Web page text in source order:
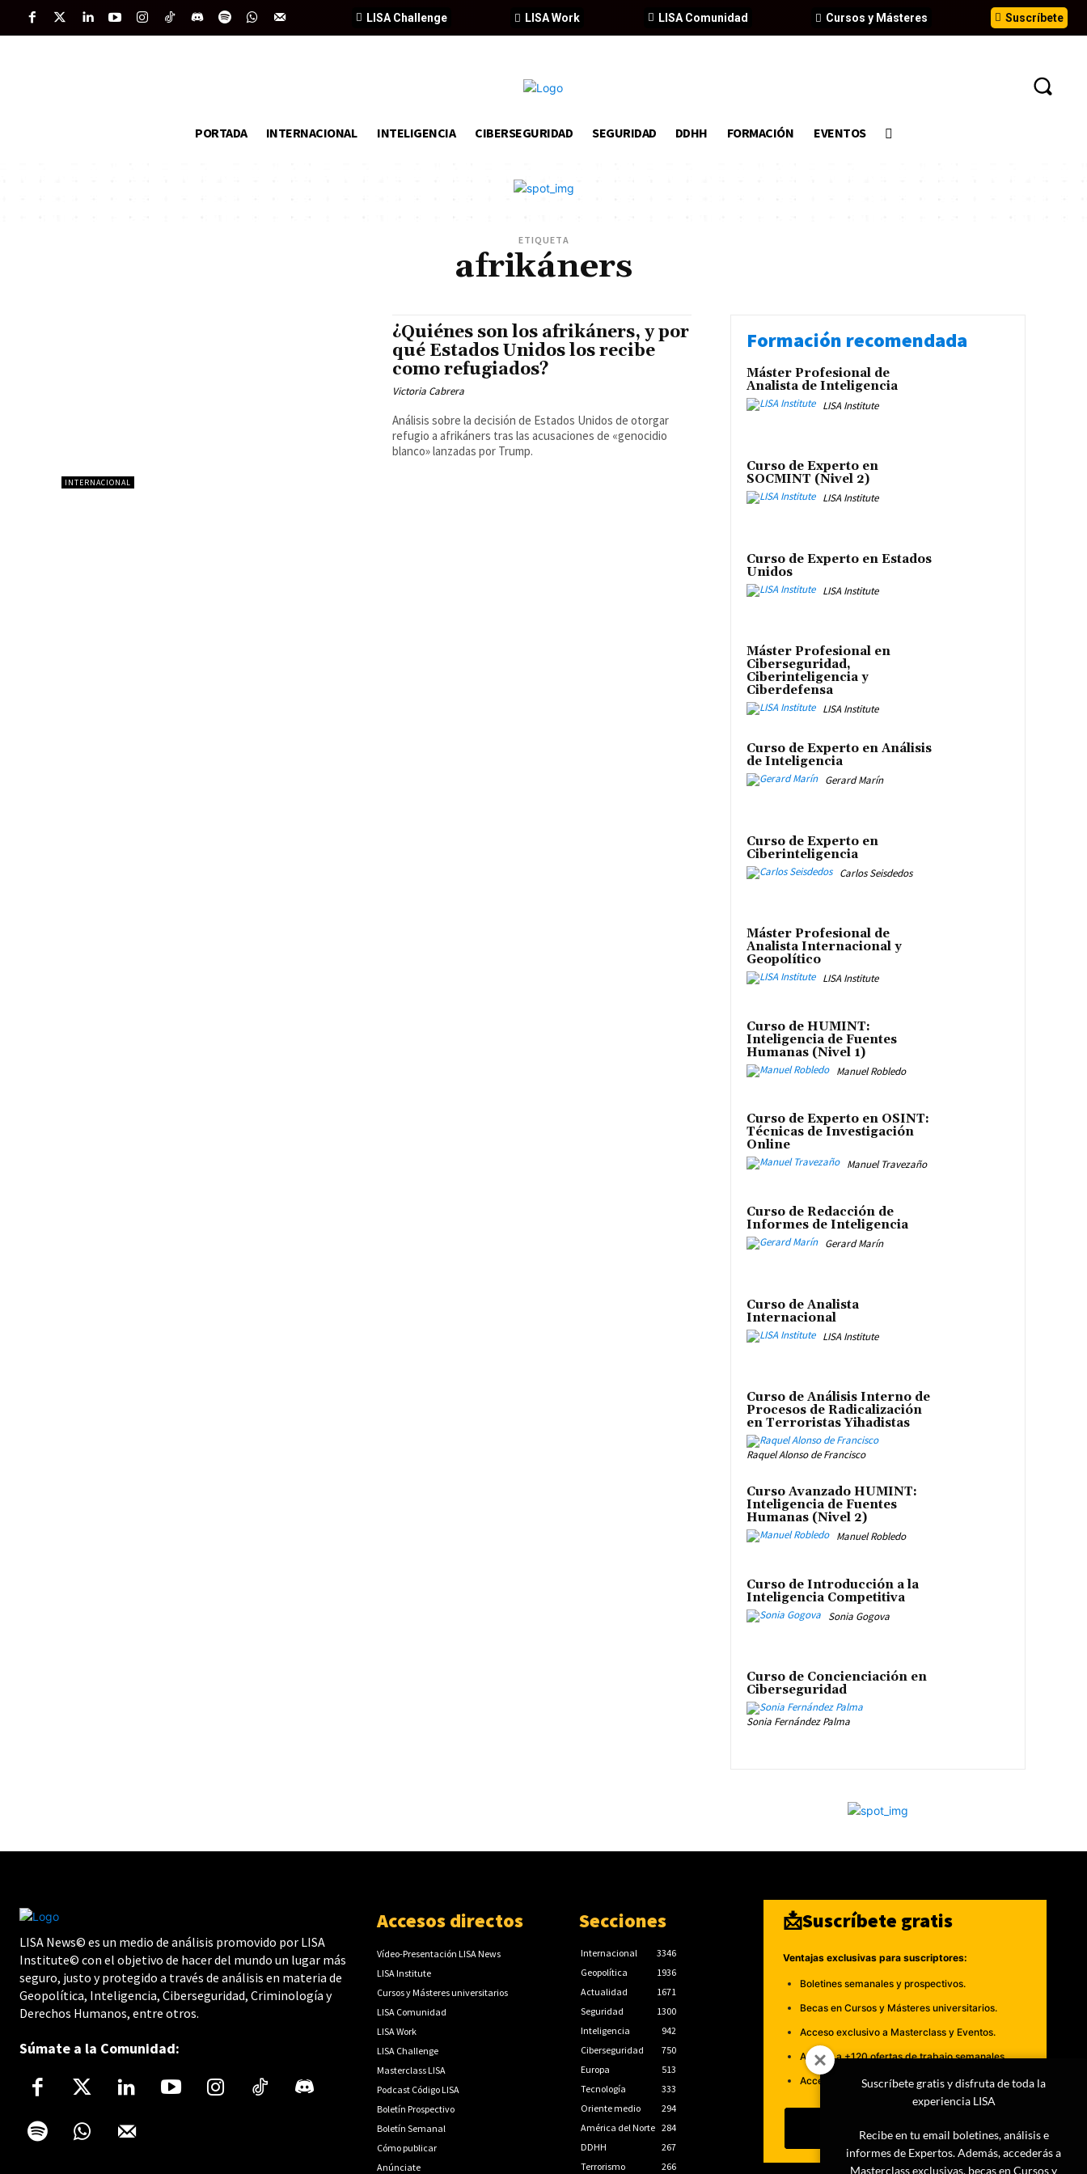
Suscríbete
Cursos y Másteres
LISA Comunidad
LISA Work
LISA Challenge
PORTADA INTERNACIONAL INTELIGENCIA CIBERSEGURIDAD SEGURIDAD DDHH FORMACIÓN EVENTOS
ETIQUETA
afrikáners
INTERNACIONAL
¿Quiénes son los afrikáners, y por
qué Estados Unidos los recibe
como refugiados?
Victoria Cabrera
Análisis sobre la decisión de Estados Unidos de otorgar
refugio a afrikáners tras las acusaciones de «genocidio
blanco» lanzadas por Trump.
Formación recomendada
Máster Profesional de
Analista de Inteligencia
LISA Institute
Curso de Experto en
SOCMINT (Nivel 2)
LISA Institute
Curso de Experto en Estados
Unidos
LISA Institute
Máster Profesional en
Ciberseguridad,
Ciberinteligencia y
Ciberdefensa
LISA Institute
Curso de Experto en Análisis
de Inteligencia
Gerard Marín
Curso de Experto en
Ciberinteligencia
Carlos Seisdedos
Máster Profesional de
Analista Internacional y
Geopolítico
LISA Institute
Curso de HUMINT:
Inteligencia de Fuentes
Humanas (Nivel 1)
Manuel Robledo
Curso de Experto en OSINT:
Técnicas de Investigación
Online
Manuel Travezaño
Curso de Redacción de
Informes de Inteligencia
Gerard Marín
Curso de Analista
Internacional
LISA Institute
Curso de Análisis Interno de
Procesos de Radicalización
en Terroristas Yihadistas
Raquel Alonso de Francisco
Curso Avanzado HUMINT:
Inteligencia de Fuentes
Humanas (Nivel 2)
Manuel Robledo
Curso de Introducción a la
Inteligencia Competitiva
Sonia Gogova
Curso de Concienciación en
Ciberseguridad
Sonia Fernández Palma
LISA News© es un medio de análisis promovido por LISA
Institute© con el objetivo de hacer del mundo un lugar más
seguro, justo y protegido a través de análisis en materia de
Geopolítica, Inteligencia, Ciberseguridad, Criminología y
Derechos Humanos, entre otros.
Súmate a la Comunidad:
Accesos directos
Vídeo-Presentación LISA News
LISA Institute
Cursos y Másteres universitarios
LISA Comunidad
LISA Work
LISA Challenge
Masterclass LISA
Podcast Código LISA
Boletín Prospectivo
Boletín Semanal
Cómo publicar
Anúnciate
Secciones
Internacional
3346
Geopolítica
1936
Actualidad
1671
Seguridad
1300
Inteligencia
942
Ciberseguridad
750
Europa
513
Tecnología
333
Oriente medio
294
América del Norte 284
DDHH
267
Terrorismo
266
📩Suscríbete gratis
Ventajas exclusivas para suscriptores:
Boletines semanales y prospectivos.
Becas en Cursos y Másteres universitarios.
Acceso exclusivo a Masterclass y Eventos.
Acceso a +120 ofertas de trabajo semanales.
Acceso a LISA Comunidad y LISA Challenge.
Suscribirme
Suscríbete gratis y disfruta de toda la
experiencia LISA
Recibe en tu email boletines, análisis e
informes de Expertos. Además, accederás a
Masterclass exclusivas, becas en Cursos y